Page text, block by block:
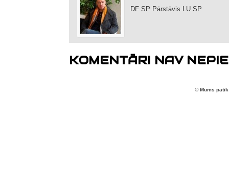
DF SP Pārstāvis LU SP
KOMENTĀRI NAV
© Mums